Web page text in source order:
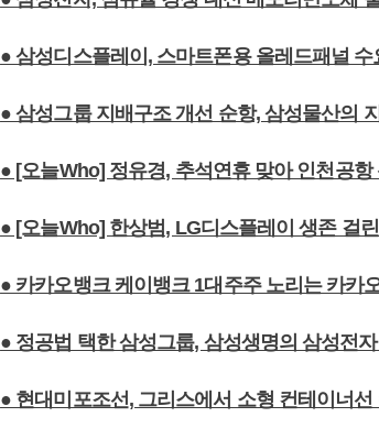
● 삼성디스플레이, 스마트폰용 올레드패널
● 삼성그룹 지배구조 개선 순항, 삼성물산의
● [오늘Who] 정유경, 추석연휴 맞아 인천공
● [오늘Who] 한상범, LG디스플레이 생존 걸
● 카카오뱅크 케이뱅크 1대주주 노리는 카카
● 정공법 택한 삼성그룹, 삼성생명의 삼성전
● 현대미포조선, 그리스에서 소형 컨테이너선